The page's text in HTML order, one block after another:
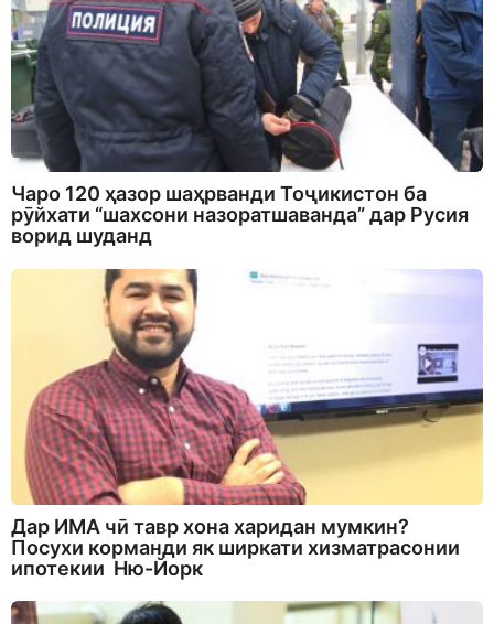
Чаро 120 ҳазор шаҳрванди Тоҷикистон ба
рӯйхати “шахсони назоратшаванда” дар Русия
ворид шуданд
Дар ИМА чӣ тавр хона харидан мумкин?
Посухи корманди як ширкати хизматрасонии
ипотекии Ню-Йорк